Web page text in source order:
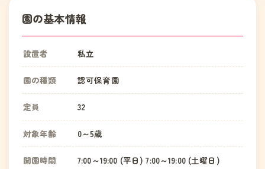
園の基本情報
設置者 私立
園の種類 認可保育園
定員 32
対象年齢 0～5歳
開園時間 7:00～19:00 (平日) 7:00～19:00 (土曜日)